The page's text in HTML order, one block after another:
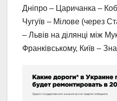
Дніпро – Царичанка –
Чугуїв – Мілове (через
– Львів на ділянці між
Франківському, Київ –